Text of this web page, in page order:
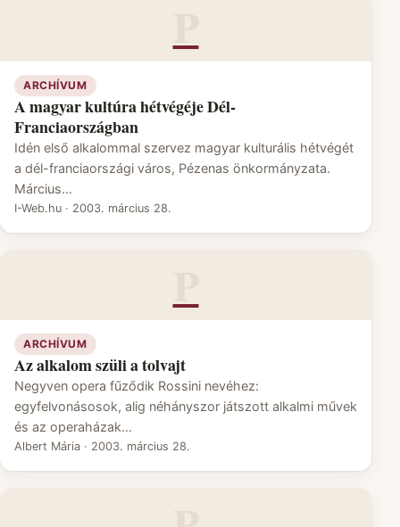
ARCHÍVUM
A magyar kultúra hétvégéje Dél-
Franciaországban
Idén első alkalommal szervez magyar kulturális hétvégét
a dél-franciaországi város, Pézenas önkormányzata.
Március…
I-Web.hu · 2003. március 28.
ARCHÍVUM
Az alkalom szüli a tolvajt
Negyven opera fűződik Rossini nevéhez:
egyfelvonásosok, alig néhányszor játszott alkalmi művek
és az operaházak…
Albert Mária · 2003. március 28.